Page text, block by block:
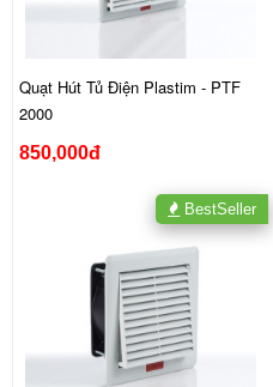
Quạt Hút Tủ Điện Plastim - PTF
2000
850,000đ
BestSeller